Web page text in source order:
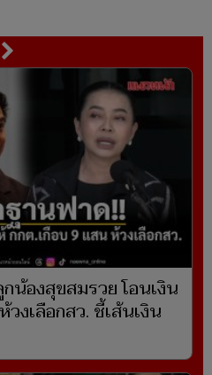
น้องสุขสมรวย โอนเงิน
งเลือกสว. ชี้เส้นเงิน